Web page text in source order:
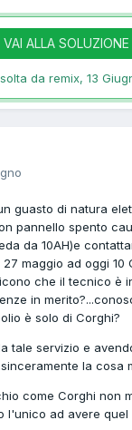
VAI ALLA SOLUZIONE
da remix, 13
guasto di natura
pannello spento
da 10AH)e
maggio ad oggi 10
che il tecnico è
in
è solo di Corghi?
tale servizio e
la cosa
come Corghi non
l'unico ad avere quel